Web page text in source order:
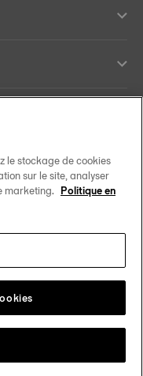
Tissot Copyrights 2026
le stockage de cookies
sur le site, analyser
marketing. Politique en